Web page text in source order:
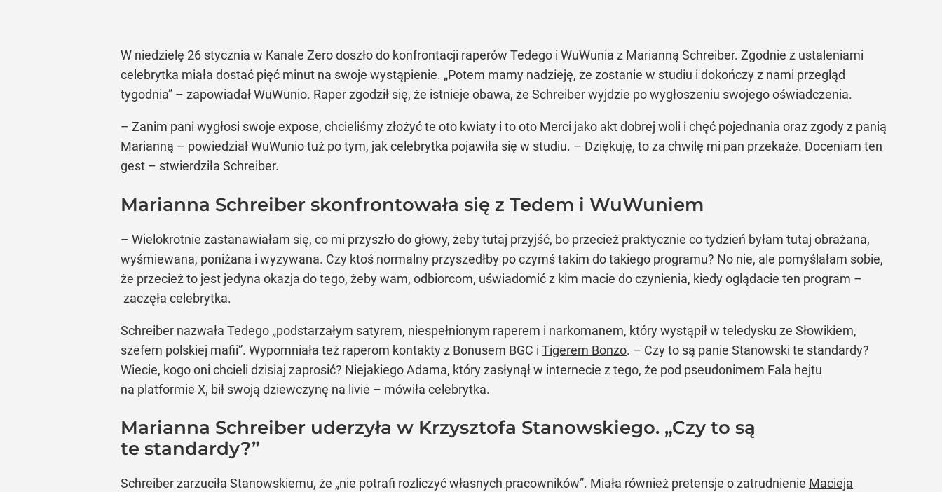
W niedzielę 26 stycznia w Kanale Zero doszło do konfrontacji raperów Tedego i WuWunia z Marianną Schreiber. Zgodnie z ustaleniami
celebrytka miała dostać pięć minut na swoje wystąpienie. „Potem mamy nadzieję, że zostanie w studiu i dokończy z nami przegląd
tygodnia” – zapowiadał WuWunio. Raper zgodził się, że istnieje obawa, że Schreiber wyjdzie po wygłoszeniu swojego oświadczenia.
– Zanim pani wygłosi swoje expose, chcieliśmy złożyć te oto kwiaty i to oto Merci jako akt dobrej woli i chęć pojednania oraz zgody z panią
Marianną – powiedział WuWunio tuż po tym, jak celebrytka pojawiła się w studiu. – Dziękuję, to za chwilę mi pan przekaże. Doceniam ten
gest – stwierdziła Schreiber.
Marianna Schreiber skonfrontowała się z Tedem i WuWuniem
– Wielokrotnie zastanawiałam się, co mi przyszło do głowy, żeby tutaj przyjść, bo przecież praktycznie co tydzień byłam tutaj obrażana,
wyśmiewana, poniżana i wyzywana. Czy ktoś normalny przyszedłby po czymś takim do takiego programu? No nie, ale pomyślałam sobie,
że przecież to jest jedyna okazja do tego, żeby wam, odbiorcom, uświadomić z kim macie do czynienia, kiedy oglądacie ten program –
zaczęła celebrytka.
Schreiber nazwała Tedego „podstarzałym satyrem, niespełnionym raperem i narkomanem, który wystąpił w teledysku ze Słowikiem,
szefem polskiej mafii”. Wypomniała też raperom kontakty z Bonusem BGC i Tigerem Bonzo. – Czy to są panie Stanowski te standardy?
Wiecie, kogo oni chcieli dzisiaj zaprosić? Niejakiego Adama, który zasłynął w internecie z tego, że pod pseudonimem Fala hejtu
na platformie X, bił swoją dziewczynę na livie – mówiła celebrytka.
Marianna Schreiber uderzyła w Krzysztofa Stanowskiego. „Czy to są
te standardy?”
Schreiber zarzuciła Stanowskiemu, że „nie potrafi rozliczyć własnych pracowników”. Miała również pretensje o zatrudnienie Macieja